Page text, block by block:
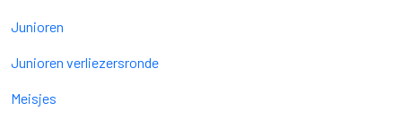
Junioren
Junioren verliezersronde
Meisjes